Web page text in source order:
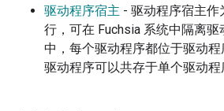
驱动程序宿主 - 驱动程序宿主作
行，可在 Fuchsia 系统中隔离驱
中，每个驱动程序都位于驱动
驱动程序可以共存于单个驱动程